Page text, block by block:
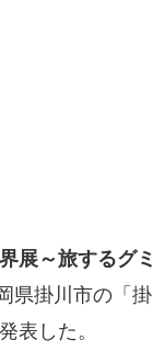
展～旅するグミ
県掛川市の「掛
表した。